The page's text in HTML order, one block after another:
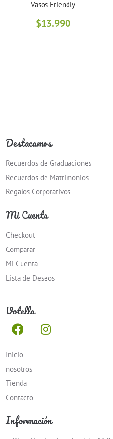
Vasos Friendly
$13.990
Destacamos
Recuerdos de Graduaciones
Recuerdos de Matrimonios
Regalos Corporativos
Mi Cuenta
Checkout
Comparar
Mi Cuenta
Lista de Deseos
Votella
Inicio
nosotros
Tienda
Contacto
Información